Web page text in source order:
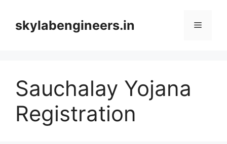
contentskylabengineers.in Menu
Sauchalay Yojana
Registration